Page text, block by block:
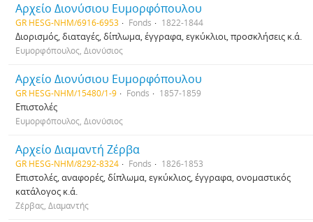
Αρχείο Διονύσιου Ευμορφόπουλου
GR HESG-NHM/6916-6953 Fonds 1822-1844
Διορισμός, διαταγές, δίπλωμα, έγγραφα, εγκύκλιοι, προσκλήσεις κ.ά.
Ευμορφόπουλος, Διονύσιος
Αρχείο Διονύσιου Ευμορφόπουλου
GR HESG-NHM/15480/1-9 Fonds 1857-1859
Επιστολές
Ευμορφόπουλος, Διονύσιος
Αρχείο Διαμαντή Ζέρβα
GR HESG-NHM/8292-8324 Fonds 1826-1853
Επιστολές, αναφορές, δίπλωμα, εγκύκλιος, έγγραφα, ονομαστικός
κατάλογος κ.ά.
Ζέρβας, Διαμαντής